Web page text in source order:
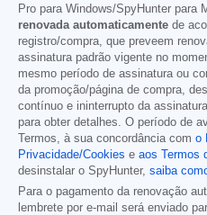
Pro para Windows/SpyHunter para
renovada automaticamente de
registro/compra, que preveem
assinatura padrão vigente no
mesmo período de assinatura ou
da promoção/página de compra,
contínuo e ininterrupto da
para obter detalhes. O período de
Termos, à sua concordância com o
Privacidade/Cookies e aos Termos
desinstalar o SpyHunter, saiba
Para o pagamento da renovação
lembrete por e-mail será enviado